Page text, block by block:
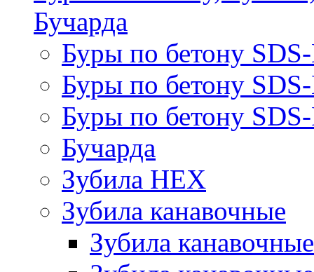
Бучарда
Буры по бетону
Буры по бетону
Буры по бетону
Бучарда
Зубила HEX
Зубила канавочные
Зубила